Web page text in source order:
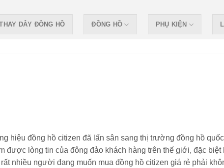
DÂY ĐỒNG HỒ ĐỒNG HỒ PHỤ KIỆN
hiệu đồng hồ citizen đã lấn sân sang thị trường đồng hồ
được lòng tin của đông đảo khách hàng trên thế giới, đặc biệt
nhiều người đang muốn mua đồng hồ citizen giá rẻ phải